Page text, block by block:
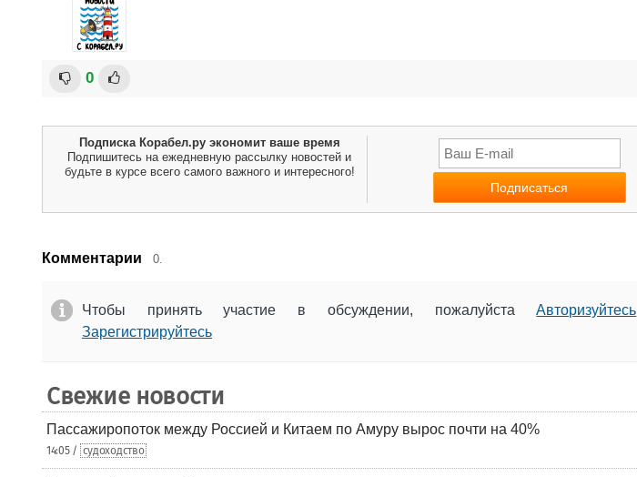
0
Подписка Корабел.ру экономит ваше время
Подпишитесь на ежедневную рассылку новостей и
будьте в курсе всего самого важного и интересного!
Комментарии 0.
Чтобы принять участие в обсуждении, пожалуйстаАвторизуйтесь
Зарегистрируйтесь
Свежие новости
Пассажиропоток между Россией и Китаем по Амуру вырос почти на 40%
14:05 / судоходство